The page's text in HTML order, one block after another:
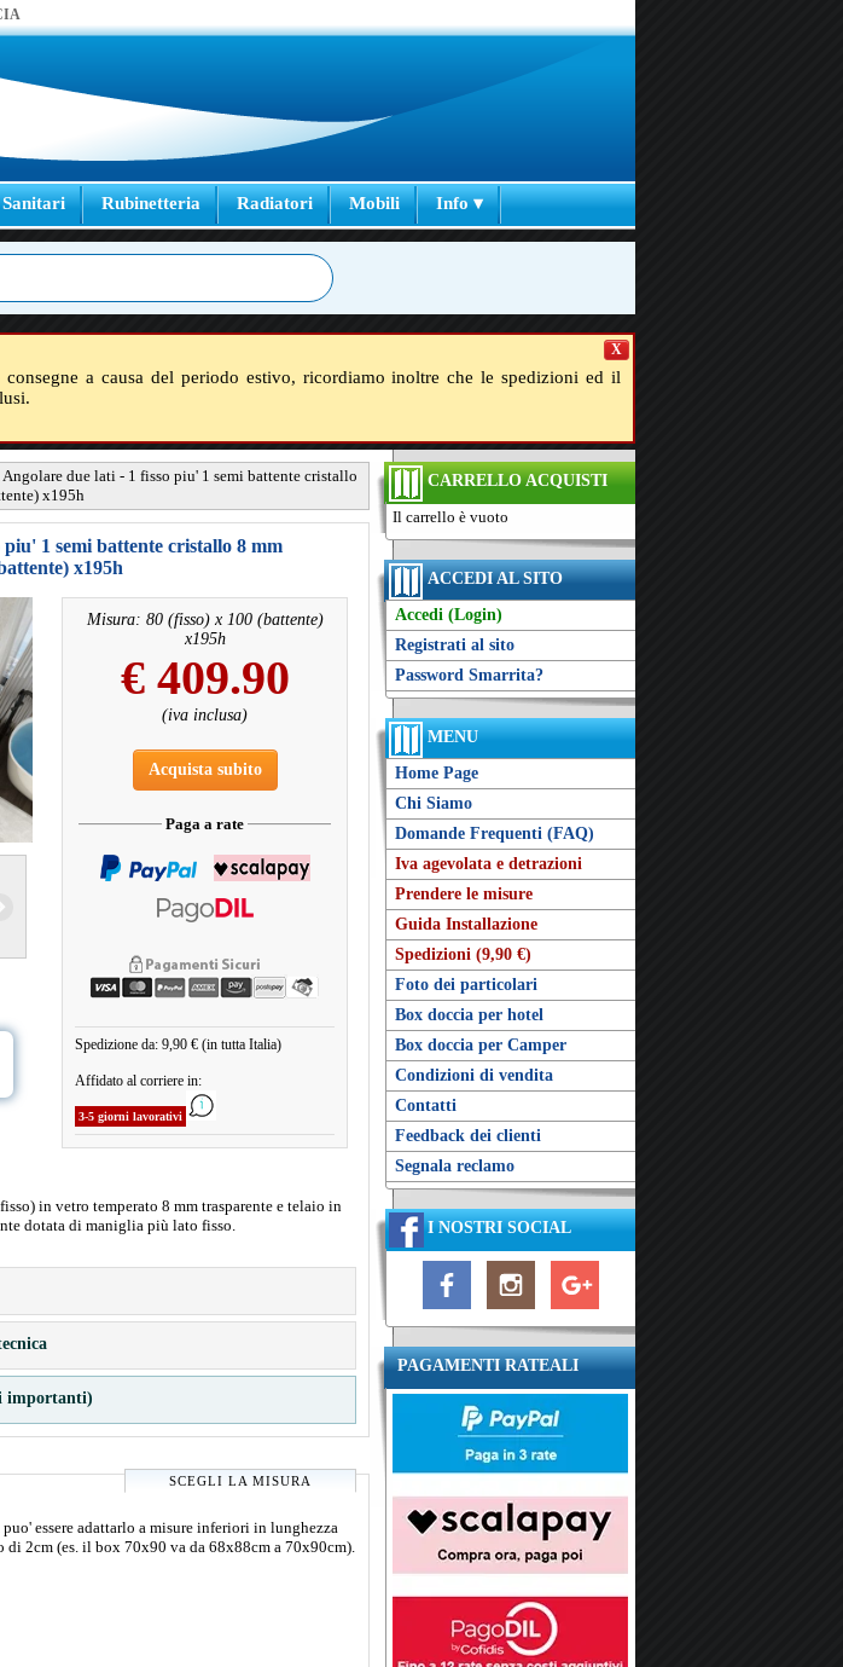
Sanitari Rubinetteria Radiatori Mobili Info ▾
a causa del periodo estivo, ricordiamo inoltre che le spedizioni ed il
X
CARRELLO ACQUISTI
Il carrello è vuoto
ACCEDI AL SITO
Accedi (Login)
Registrati al sito
Password Smarrita?
MENU
Home Page
Chi Siamo
Domande Frequenti (FAQ)
Iva agevolata e detrazioni
Prendere le misure
Guida Installazione
Spedizioni (9,90 €)
Foto dei particolari
Box doccia per hotel
Box doccia per Camper
Condizioni di vendita
Contatti
Feedback dei clienti
Segnala reclamo
I NOSTRI SOCIAL
PAGAMENTI RATEALI
due lati - 1 fisso piu' 1 semi battente cristallo
x195h
1 semi battente cristallo 8 mm
x195h
Misura: 80 (fisso) x 100 (battente)
x195h
€ 409.90
(iva inclusa)
Acquista subito
Paga a rate
Spedizione da: 9,90 € (in tutta Italia)
Affidato al corriere in:
3-5 giorni lavorativi
in vetro temperato 8 mm trasparente e telaio in
dotata di maniglia più lato fisso.
importanti)
SCEGLI LA MISURA
essere adattarlo a misure inferiori in lunghezza
di 2cm (es. il box 70x90 va da 68x88cm a 70x90cm).